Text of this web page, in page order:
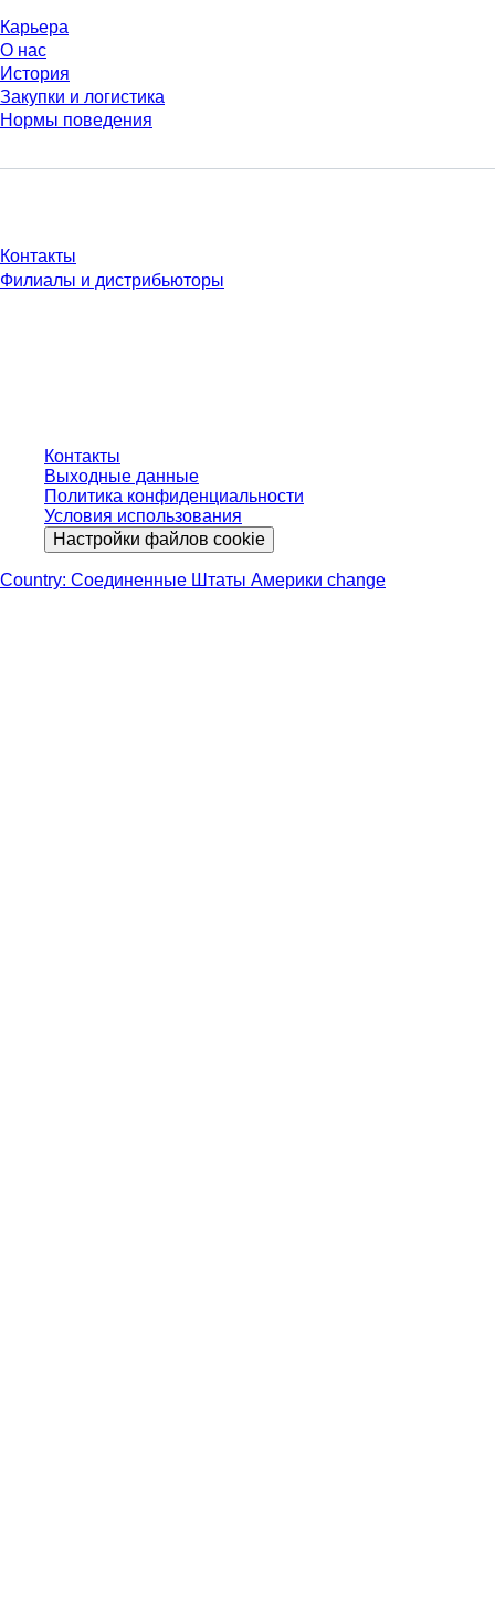
Карьера
О нас
История
Закупки и логистика
Нормы поведения
Контакты
Филиалы и дистрибьюторы
Контакты
Выходные данные
Политика конфиденциальности
Условия использования
Настройки файлов cookie
Country: Соединенные Штаты Америки change